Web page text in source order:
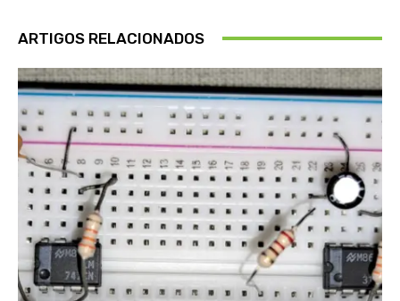
ARTIGOS RELACIONADOS